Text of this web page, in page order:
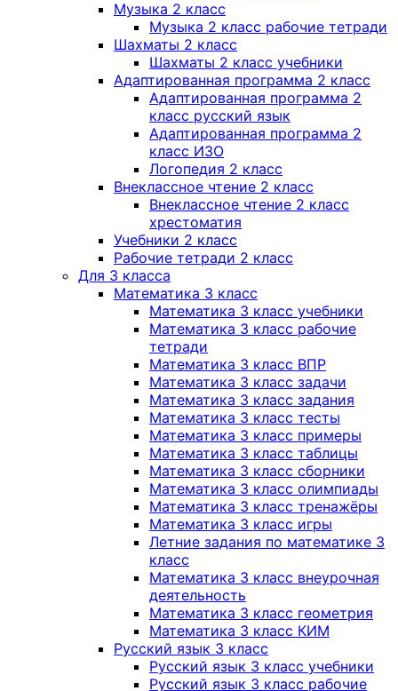
Музыка 2 класс
Музыка 2 класс рабочие тетради
Шахматы 2 класс
Шахматы 2 класс учебники
Адаптированная программа 2 класс
Адаптированная программа 2
класс русский язык
Адаптированная программа 2
класс ИЗО
Логопедия 2 класс
Внеклассное чтение 2 класс
Внеклассное чтение 2 класс
хрестоматия
Учебники 2 класс
Рабочие тетради 2 класс
Для 3 класса
Математика 3 класс
Математика 3 класс учебники
Математика 3 класс рабочие
тетради
Математика 3 класс ВПР
Математика 3 класс задачи
Математика 3 класс задания
Математика 3 класс тесты
Математика 3 класс примеры
Математика 3 класс таблицы
Математика 3 класс сборники
Математика 3 класс олимпиады
Математика 3 класс тренажёры
Математика 3 класс игры
Летние задания по математике 3
класс
Математика 3 класс внеурочная
деятельность
Математика 3 класс геометрия
Математика 3 класс КИМ
Русский язык 3 класс
Русский язык 3 класс учебники
Русский язык 3 класс рабочие